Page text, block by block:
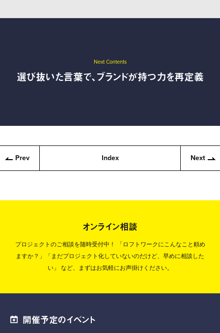
Next Contents
選び抜いた言葉で、ブランドが持つ力を再定義
Prev Index Next
オンライン相談
プロジェクトのご相談を随時受付中！
「ロフトワークにこんなこと頼め
ますか？」「まだプロジェクト化していないのだけど、早めに相談した
い」
など、まずはお気軽にお声掛けください。
開催予定のイベント